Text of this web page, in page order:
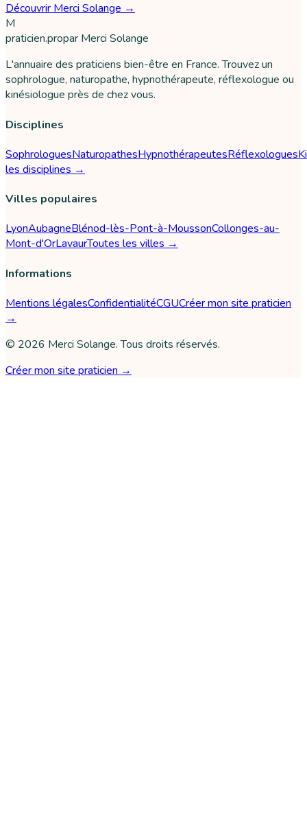
Découvrir Merci Solange →
M
praticien.propar Merci Solange
L'annuaire des praticiens bien-être en France. Trouvez un
sophrologue, naturopathe, hypnothérapeute, réflexologue ou
kinésiologue près de chez vous.
Disciplines
SophrologuesNaturopathesHypnothérapeutesRéflexologues
les disciplines →
Villes populaires
LyonAubagneBlénod-lès-Pont-à-MoussonCollonges-au-
Mont-d'OrLavaurToutes les villes →
Informations
Mentions légalesConfidentialitéCGUCréer mon site praticien
→
© 2026 Merci Solange. Tous droits réservés.
Créer mon site praticien →